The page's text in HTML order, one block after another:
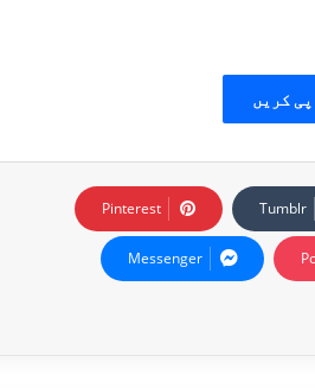
Tumblr
Pinterest
Messenger